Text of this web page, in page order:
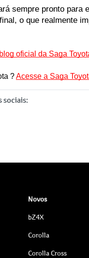
sempre pronto
o que realmente
oficial da Saga
? Acesse a Saga
sociais:
Novos
bZ4X
Corolla
Corolla Cross